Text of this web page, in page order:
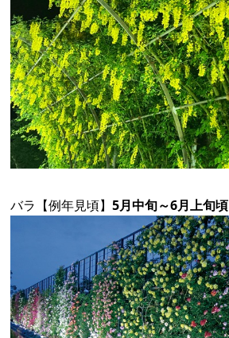
バラ【例年見頃】5月中旬～6月上旬頃